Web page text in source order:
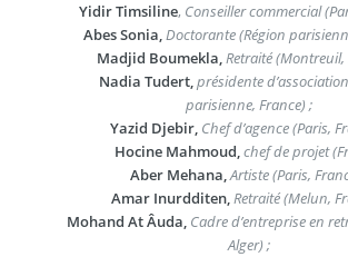
Yidir Timsiline, Conseiller commercial
Abes Sonia,Doctorante (Région
Madjid Boumekla,Retraité (Montreuil,
Nadia Tudert,présidente
parisienne, France) ;
Yazid Djebir, Chef d’agence (Paris,
Hocine Mahmoud,chef de projet
Aber Mehana,Artiste (Paris,
Amar Inurdditen,Retraité (Melun,
Mohand At Âuda, Cadre d’entreprise en
Alger) ;